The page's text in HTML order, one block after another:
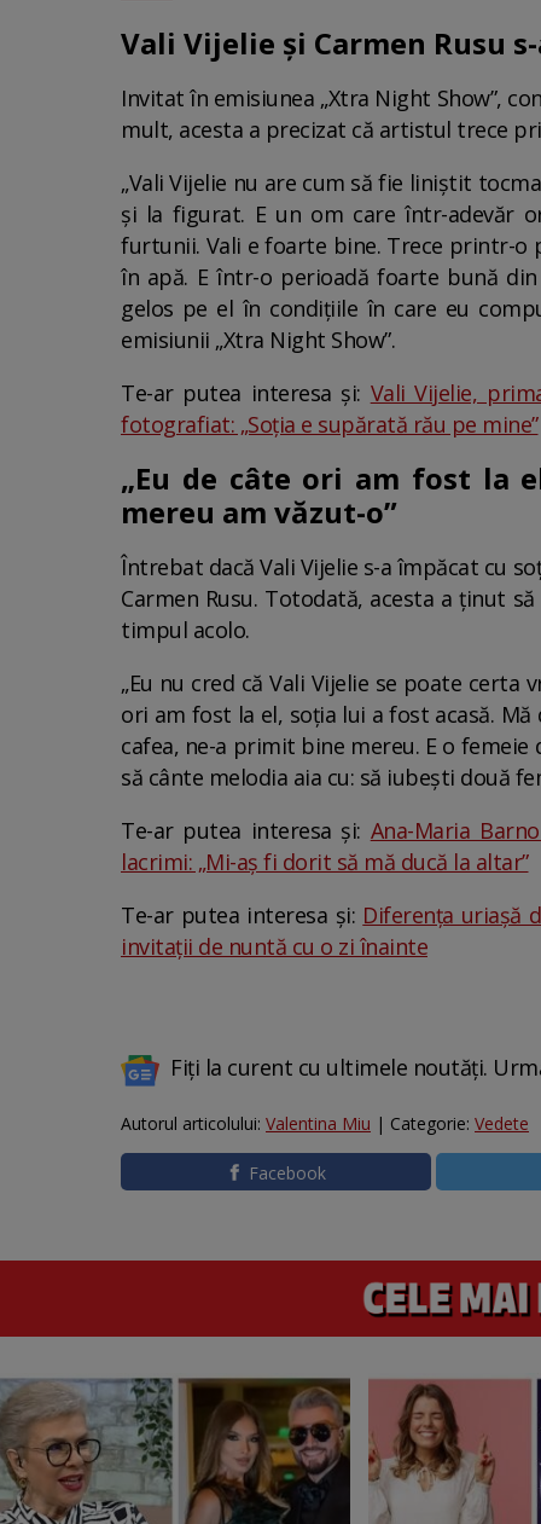
Vali Vijelie și Carmen Rusu
Invitat în emisiunea „Xtra Night Show”,
mult, acesta a precizat că artistul trece
„Vali Vijelie nu are cum să fie liniștit
și la figurat. E un om care într-adevăr
furtunii. Vali e foarte bine. Trece printr-o
în apă. E într-o perioadă foarte bună
gelos pe el în condițiile în care eu
emisiunii „Xtra Night Show”.
Te-ar putea interesa și: Vali Vijelie,
fotografiat: „Soția e supărată rău pe mine”
„Eu de câte ori am fost la
mereu am văzut-o”
Întrebat dacă Vali Vijelie s-a împăcat cu
Carmen Rusu. Totodată, acesta a ținut
timpul acolo.
„Eu nu cred că Vali Vijelie se poate certa
ori am fost la el, soția lui a fost acasă.
cafea, ne-a primit bine mereu. E o
să cânte melodia aia cu: să iubești două
Te-ar putea interesa și: Ana-Maria
lacrimi: „Mi-aș fi dorit să mă ducă la altar”
Te-ar putea interesa și: Diferența uriașă
invitații de nuntă cu o zi înainte
Fiți la curent cu ultimele noutăți.
Autorul articolului: Valentina Miu | Categorie: Vedete
Facebook